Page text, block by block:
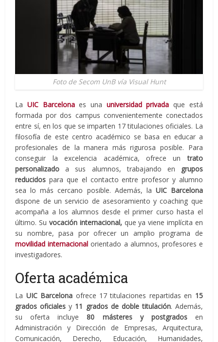
Foto de Secom UnB vía Visual Hunt
La UIC Barcelonaes una universidad privada que está
formada por dos campus convenientemente conectados
entre sí, en los que se imparten 17 titulaciones oficiales. La
filosofía de este centro académico se basa en educar a
profesionales de la manera más rigurosa posible. Para
conseguir la excelencia académica, ofrece untrato
personalizado a sus alumnos, trabajando en grupos
reducidos para que el contacto entre profesor y alumno
sea lo más cercano posible. Además, la UIC Barcelona
dispone de un servicio de asesoramiento y coaching que
acompaña a los alumnos desde el primer curso hasta el
último. Su vocación internacional, que ya viene implícita en
su nombre, pasa por ofrecer un amplio programa de
movilidad internacionalorientado a alumnos, profesores e
investigadores.
Oferta académica
La UIC Barcelona ofrece 17 titulaciones repartidas en 15
grados oficiales y 11 grados de doble titulación. Además,
su oferta incluye 80 másteres y postgradosen
Administración y Dirección de Empresas, Arquitectura,
Comunicación, Derecho, Educación, Humanidades,